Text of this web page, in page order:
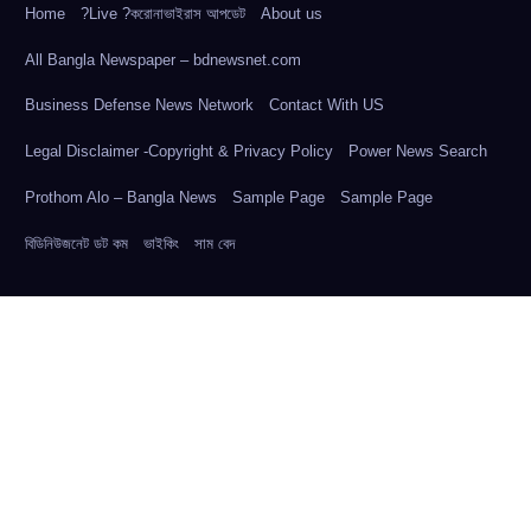
Home ?Live ?করোনাভাইরাস আপডেট About us
All Bangla Newspaper – bdnewsnet.com
Business Defense News Network Contact With US
Legal Disclaimer -Copyright & Privacy Policy Power News Search
Prothom Alo – Bangla News Sample Page Sample Page
বিডিনিউজনেট ডট কম ভাইকিং সাম বেদ